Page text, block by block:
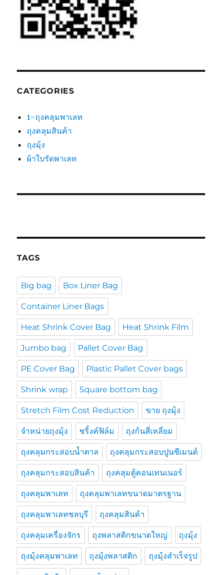
CATEGORIES
1-ถุงคลุมพาเลท
ถุงคลุมสินค้า
ถุงมุ้ง
ผ้าใบรัดพาเลท
TAGS
Big bag Box Liner Bag
Container Liner Bags
Heat Shrink Cover Bag Heat Shrink Film
Jumbo bag Pallet Cover Bag
PE Cover Bag Plastic Pallet Cover bags
Shrink wrap Square bottom bag
Stretch Film Cost Reduction ขาย ถุงมุ้ง
จำหน่ายถุงมุ้ง ชริ้งค์ฟิล์ม ถุงก้นสี่เหลี่ยม
ถุงคลุมกระสอบน้ำตาล ถุงคลุมกระสอบปูนซีเมนต์
ถุงคลุมกระสอบสินค้า ถุงคลุมตู้คอนเทนเนอร์
ถุงคลุมพาเลท ถุงคลุมพาเลทขนาดมาตรฐาน
ถุงคลุมพาเลทชลบุรี ถุงคลุมสินค้า
ถุงคลุมเครื่องจักร ถุงพลาสติกขนาดใหญ่ ถุงมุ้ง
ถุงมุ้งคลุมพาเลท ถุงมุ้งพลาสติก ถุงมุ้งสำเร็จรูป